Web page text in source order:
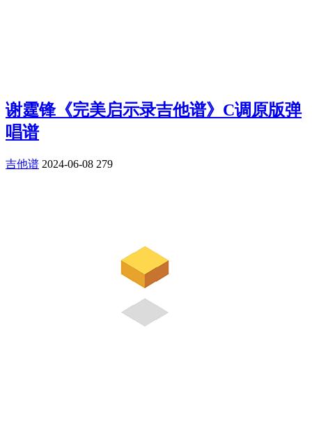
谢霆锋《完美启示录吉他谱》C调原版弹
唱谱
吉他谱 2024-06-08 279